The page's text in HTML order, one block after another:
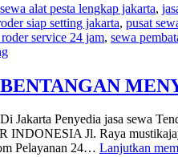
alat pesta lengkap jakarta,
siap setting jakarta, pusat
service 24 jam, sewa
Penyedia jasa sewa
INDONESIA Jl. Raya
Pelayanan 24… Lanjutkan